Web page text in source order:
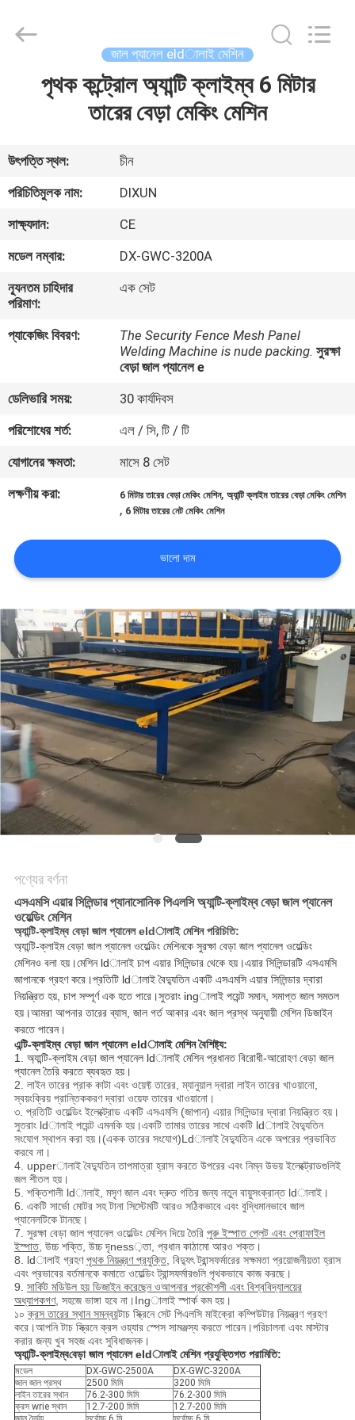
ভিআর
শো
আমাদের
সম্পর্কে
কারখানা
মান
নিয়ন্ত্রণ
যোগাযোগ
উদ্ধৃতির
জন্য
আবেদন
সাইট
ম্যাপ
PRIVACY
POLICY
Mesh
Products
জাল প্যানেল eldালাই মেশিন
পৃথক কন্ট্রোল অ্যান্টি ক্লাইম্ব 6 মিটার
তারের বেড়া মেকিং মেশিন
উৎপত্তি স্থল:
চীন
পরিচিতিমুলক নাম:
DIXUN
সাক্ষ্যদান:
CE
মডেল নম্বার:
DX-GWC-3200A
ন্যূনতম চাহিদার
পরিমাণ:
এক সেট
প্যাকেজিং বিবরণ:
The Security Fence Mesh Panel
Welding Machine is nude packing. সুরক্ষা
বেড়া জাল প্যানেল e
ডেলিভারি সময়:
30 কার্যদিবস
পরিশোধের শর্ত:
এল / সি, টি / টি
যোগানের ক্ষমতা:
মাসে 8 সেট
লক্ষণীয় করা:
6 মিটার তারের বেড়া মেকিং মেশিন,অ্যান্টি ক্লাইম তারের বেড়া মেকিং মেশিন
, 6 মিটার তারের নেট মেকিং মেশিন
ভালো দাম
পণ্যের বর্ণনা
এসএমসি এয়ার সিলিন্ডার প্যানাসোনিক পিএলসি অ্যান্টি-ক্লাইম্ব বেড়া জাল প্যানেল
ওয়েল্ডিং মেশিন
অ্যান্টি-ক্লাইম্ব বেড়া জাল প্যানেল eldালাই মেশিন পরিচিতি:
অ্যান্টি-ক্লাইম বেড়া জাল প্যানেল ওয়েল্ডিং মেশিনকে সুরক্ষা বেড়া জাল প্যানেল ওয়েল্ডিং
মেশিনও বলা হয়।মেশিন ldালাই চাপ এয়ার সিলিন্ডার থেকে হয়।এয়ার সিলিন্ডারটি এসএমসি
জাপানকে গ্রহণ করে।প্রতিটি ldালাই বৈদ্যুতিন একটি এসএমসি এয়ার সিলিন্ডার দ্বারা
নিয়ন্ত্রিত হয়, চাপ সম্পূর্ণ এক হতে পারে।সুতরাং ingালাই পয়েন্ট সমান, সমাপ্ত জাল সমতল
হয়।আমরা আপনার তারের ব্যাস, জাল গর্ত আকার এবং জাল প্রস্থ অনুযায়ী মেশিন ডিজাইন
করতে পারেন।
এন্টি-ক্লাইম্ব বেড়া জাল প্যানেল eldালাই মেশিন বৈশিষ্ট্য:
1. অ্যান্টি-ক্লাইম বেড়া জাল প্যানেল ldালাই মেশিন প্রধানত বিরোধী-আরোহণ বেড়া জাল
প্যানেল তৈরি করতে ব্যবহৃত হয়।
2. লাইন তারের প্রাক কাটা এবং ওয়েফ্ট তারের, ম্যানুয়াল দ্বারা লাইন তারের খাওয়ানো,
স্বয়ংক্রিয় প্রান্তিককরণ দ্বারা ওয়েফ তারের খাওয়ানো।
৩. প্রতিটি ওয়েল্ডিং ইলেক্ট্রোড একটি এসএমসি (জাপান) এয়ার সিলিন্ডার দ্বারা নিয়ন্ত্রিত হয়।
সুতরাং ldালাই পয়েন্ট এমনকি হয়।একটি তামার তারের সাথে একটি ldালাই বৈদ্যুতিন
সংযোগ স্থাপন করা হয়।(একক তারের সংযোগ)Ldালাই বৈদ্যুতিন একে অপরের প্রভাবিত
করবে না।
4. upperালাই বৈদ্যুতিন তাপমাত্রা হ্রাস করতে উপরের এবং নিম্ন উভয় ইলেক্ট্রোডগুলিই
জল শীতল হয়।
5. শক্তিশালী ldালাই, মসৃণ জাল এবং দ্রুত গতির জন্য নতুন বায়ুসংক্রান্ত ldালাই।
6. একটি সার্ভো মোটর সহ টানা সিস্টেমটি আরও সঠিকভাবে এবং বুদ্ধিমানভাবে জাল
প্যানেলটিকে টানছে।
7. সুরক্ষা বেড়া জাল প্যানেল ওয়েল্ডিং মেশিন দিয়ে তৈরি পুরু ইস্পাত প্লেট এবং প্রোফাইল
ইস্পাত, উচ্চ শক্তি, উচ্চ দৃness়তা, প্রধান কাঠামো আরও শক্ত।
8. ldালাই গ্রহণপৃথক নিয়ন্ত্রণ প্রযুক্তি, বিদ্যুৎ ট্রান্সফর্মারের সক্ষমতা প্রয়োজনীয়তা হ্রাস
এবং প্রভাবের বর্তমানকে কমাতে ওয়েল্ডিং ট্রান্সফর্মারগুলি পৃথকভাবে কাজ করছে।
9. সার্কিট মডিউলহয়ডিজাইন করেছেনওআপনার প্রকৌশলী এবং বিশ্ববিদ্যালয়ের
অধ্যাপকগণ, সহজে ভাঙ্গা হবে না।Ingালাই স্পার্ক কম হয়।
১০ক্রস তারের স্থান সমন্বয়টাচ স্ক্রিনে সেট পিএলসি মাইক্রো কম্পিউটার নিয়ন্ত্রণ গ্রহণ
করে।আপনি টাচ স্ক্রিনে ক্রস ওয়্যার স্পেস সামঞ্জস্য করতে পারেন।পরিচালনা এবং মাস্টার
করার জন্য খুব সহজ এবং সুবিধাজনক।
অ্যান্টি-ক্লাইম্ববেড়া জাল প্যানেল eldালাই মেশিন প্রযুক্তিগত পরামিতি:
মডেল DX-GWC-2500A
DX-GWC-3200A
জাল জাল প্রস্থ
2500 মিমি
3200 মিমি
লাইন তারের স্থান
76.2-300 মিমি
76.2-300 মিমি
ক্রস wrie স্থান
12.7-200 মিমি
12.7-200 মিমি